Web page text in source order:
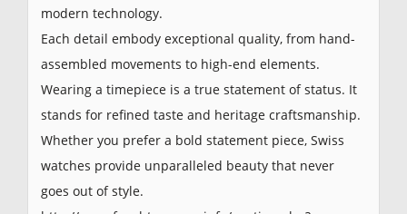
modern technology.
Each detail embody exceptional quality, from hand-
assembled movements to high-end elements.
Wearing a timepiece is a true statement of status. It
stands for refined taste and heritage craftsmanship.
Whether you prefer a bold statement piece, Swiss
watches provide unparalleled beauty that never
goes out of style.